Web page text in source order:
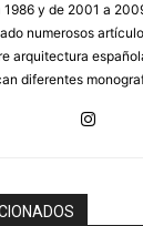
1986 y de 2001 a
numerosos
arquitectura
diferentes